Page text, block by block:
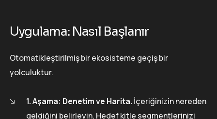
Uygulama: Nasıl Başlanır
Otomatikleştirilmiş bir ekosisteme geçiş bir
yolculuktur.
1. Aşama: Denetim ve Harita. İçeriğinizin nereden
geldiğini belirleyin. Hedef kitle segmentlerinizi